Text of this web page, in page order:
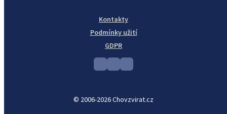
© 2006-2026 Chovzvirat.cz
Kontakty
Podmínky užití
GDPR